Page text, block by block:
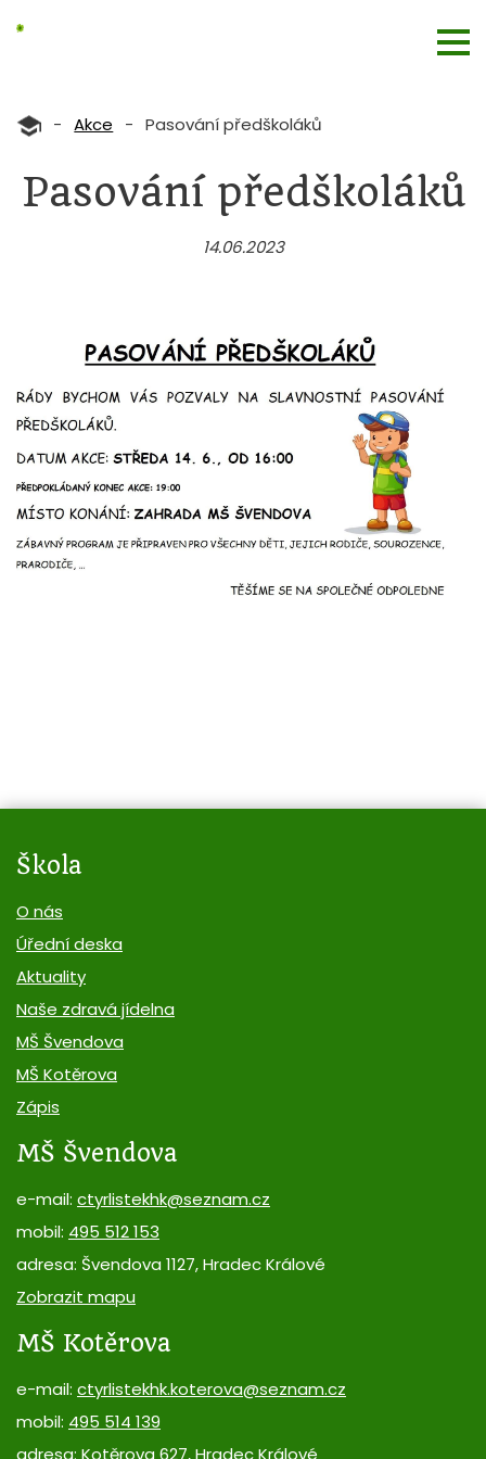
- Akce - Pasování předškoláků
Pasování předškoláků
14.06.2023
Škola
O nás
Úřední deska
Aktuality
Naše zdravá jídelna
MŠ Švendova
MŠ Kotěrova
Zápis
MŠ Švendova
e-mail: ctyrlistekhk@seznam.cz
mobil: 495 512 153
adresa: Švendova 1127, Hradec Králové
Zobrazit mapu
MŠ Kotěrova
e-mail: ctyrlistekhk.koterova@seznam.cz
mobil: 495 514 139
adresa: Kotěrova 627, Hradec Králové